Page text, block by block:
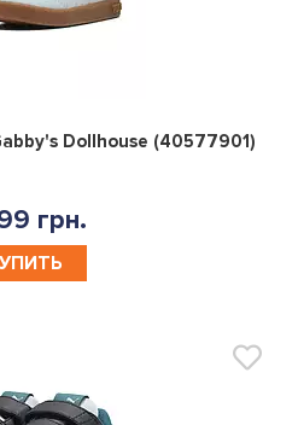
0
Dollhouse (40577901)
грн.